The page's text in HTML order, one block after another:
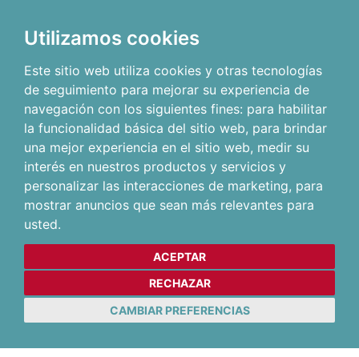
Utilizamos cookies
Este sitio web utiliza cookies y otras tecnologías
de seguimiento para mejorar su experiencia de
navegación con los siguientes fines: para habilitar
la funcionalidad básica del sitio web, para brindar
una mejor experiencia en el sitio web, medir su
interés en nuestros productos y servicios y
personalizar las interacciones de marketing, para
mostrar anuncios que sean más relevantes para
usted.
ACEPTAR
RECHAZAR
CAMBIAR PREFERENCIAS